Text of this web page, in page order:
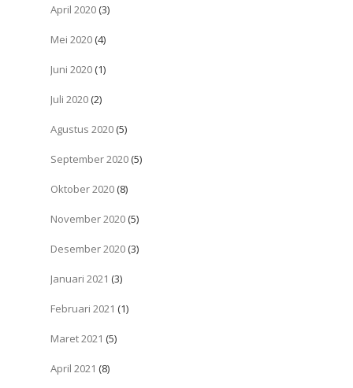
April 2020 (3)
Mei 2020 (4)
Juni 2020 (1)
Juli 2020 (2)
Agustus 2020 (5)
September 2020 (5)
Oktober 2020 (8)
November 2020 (5)
Desember 2020 (3)
Januari 2021 (3)
Februari 2021 (1)
Maret 2021 (5)
April 2021 (8)